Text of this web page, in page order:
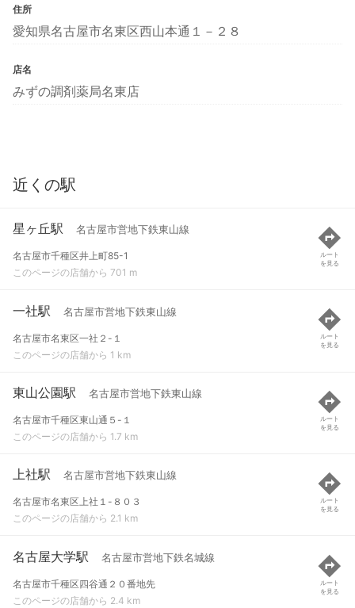
住所
愛知県名古屋市名東区西山本通１－２８
店名
みずの調剤薬局名東店
近くの駅
星ヶ丘駅 名古屋市営地下鉄東山線
名古屋市千種区井上町85-1
このページの店舗から 701 m
ルート
を見る
一社駅 名古屋市営地下鉄東山線
名古屋市名東区一社２-１
このページの店舗から 1 km
ルート
を見る
東山公園駅 名古屋市営地下鉄東山線
名古屋市千種区東山通５-１
このページの店舗から 1.7 km
ルート
を見る
上社駅 名古屋市営地下鉄東山線
名古屋市名東区上社１-８０３
このページの店舗から 2.1 km
ルート
を見る
名古屋大学駅 名古屋市営地下鉄名城線
名古屋市千種区四谷通２０番地先
このページの店舗から 2.4 km
ルート
を見る